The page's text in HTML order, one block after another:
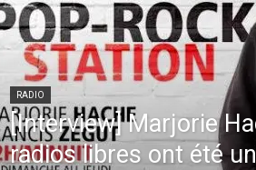
RADIO
[Interview] Marjorie
radios libres ont été